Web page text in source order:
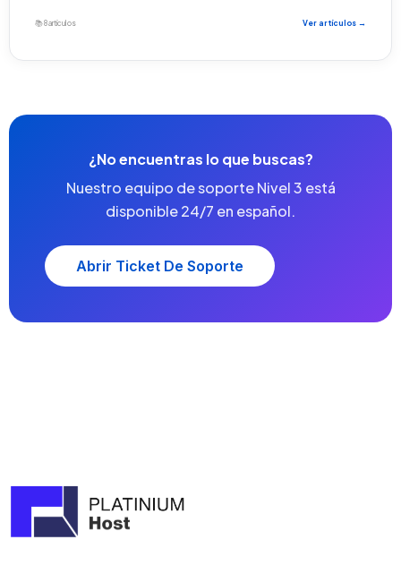
📚 8 artículos Ver artículos →
¿No encuentras lo que buscas?
Nuestro equipo de soporte Nivel 3 está
disponible 24/7 en español.
Abrir Ticket De Soporte